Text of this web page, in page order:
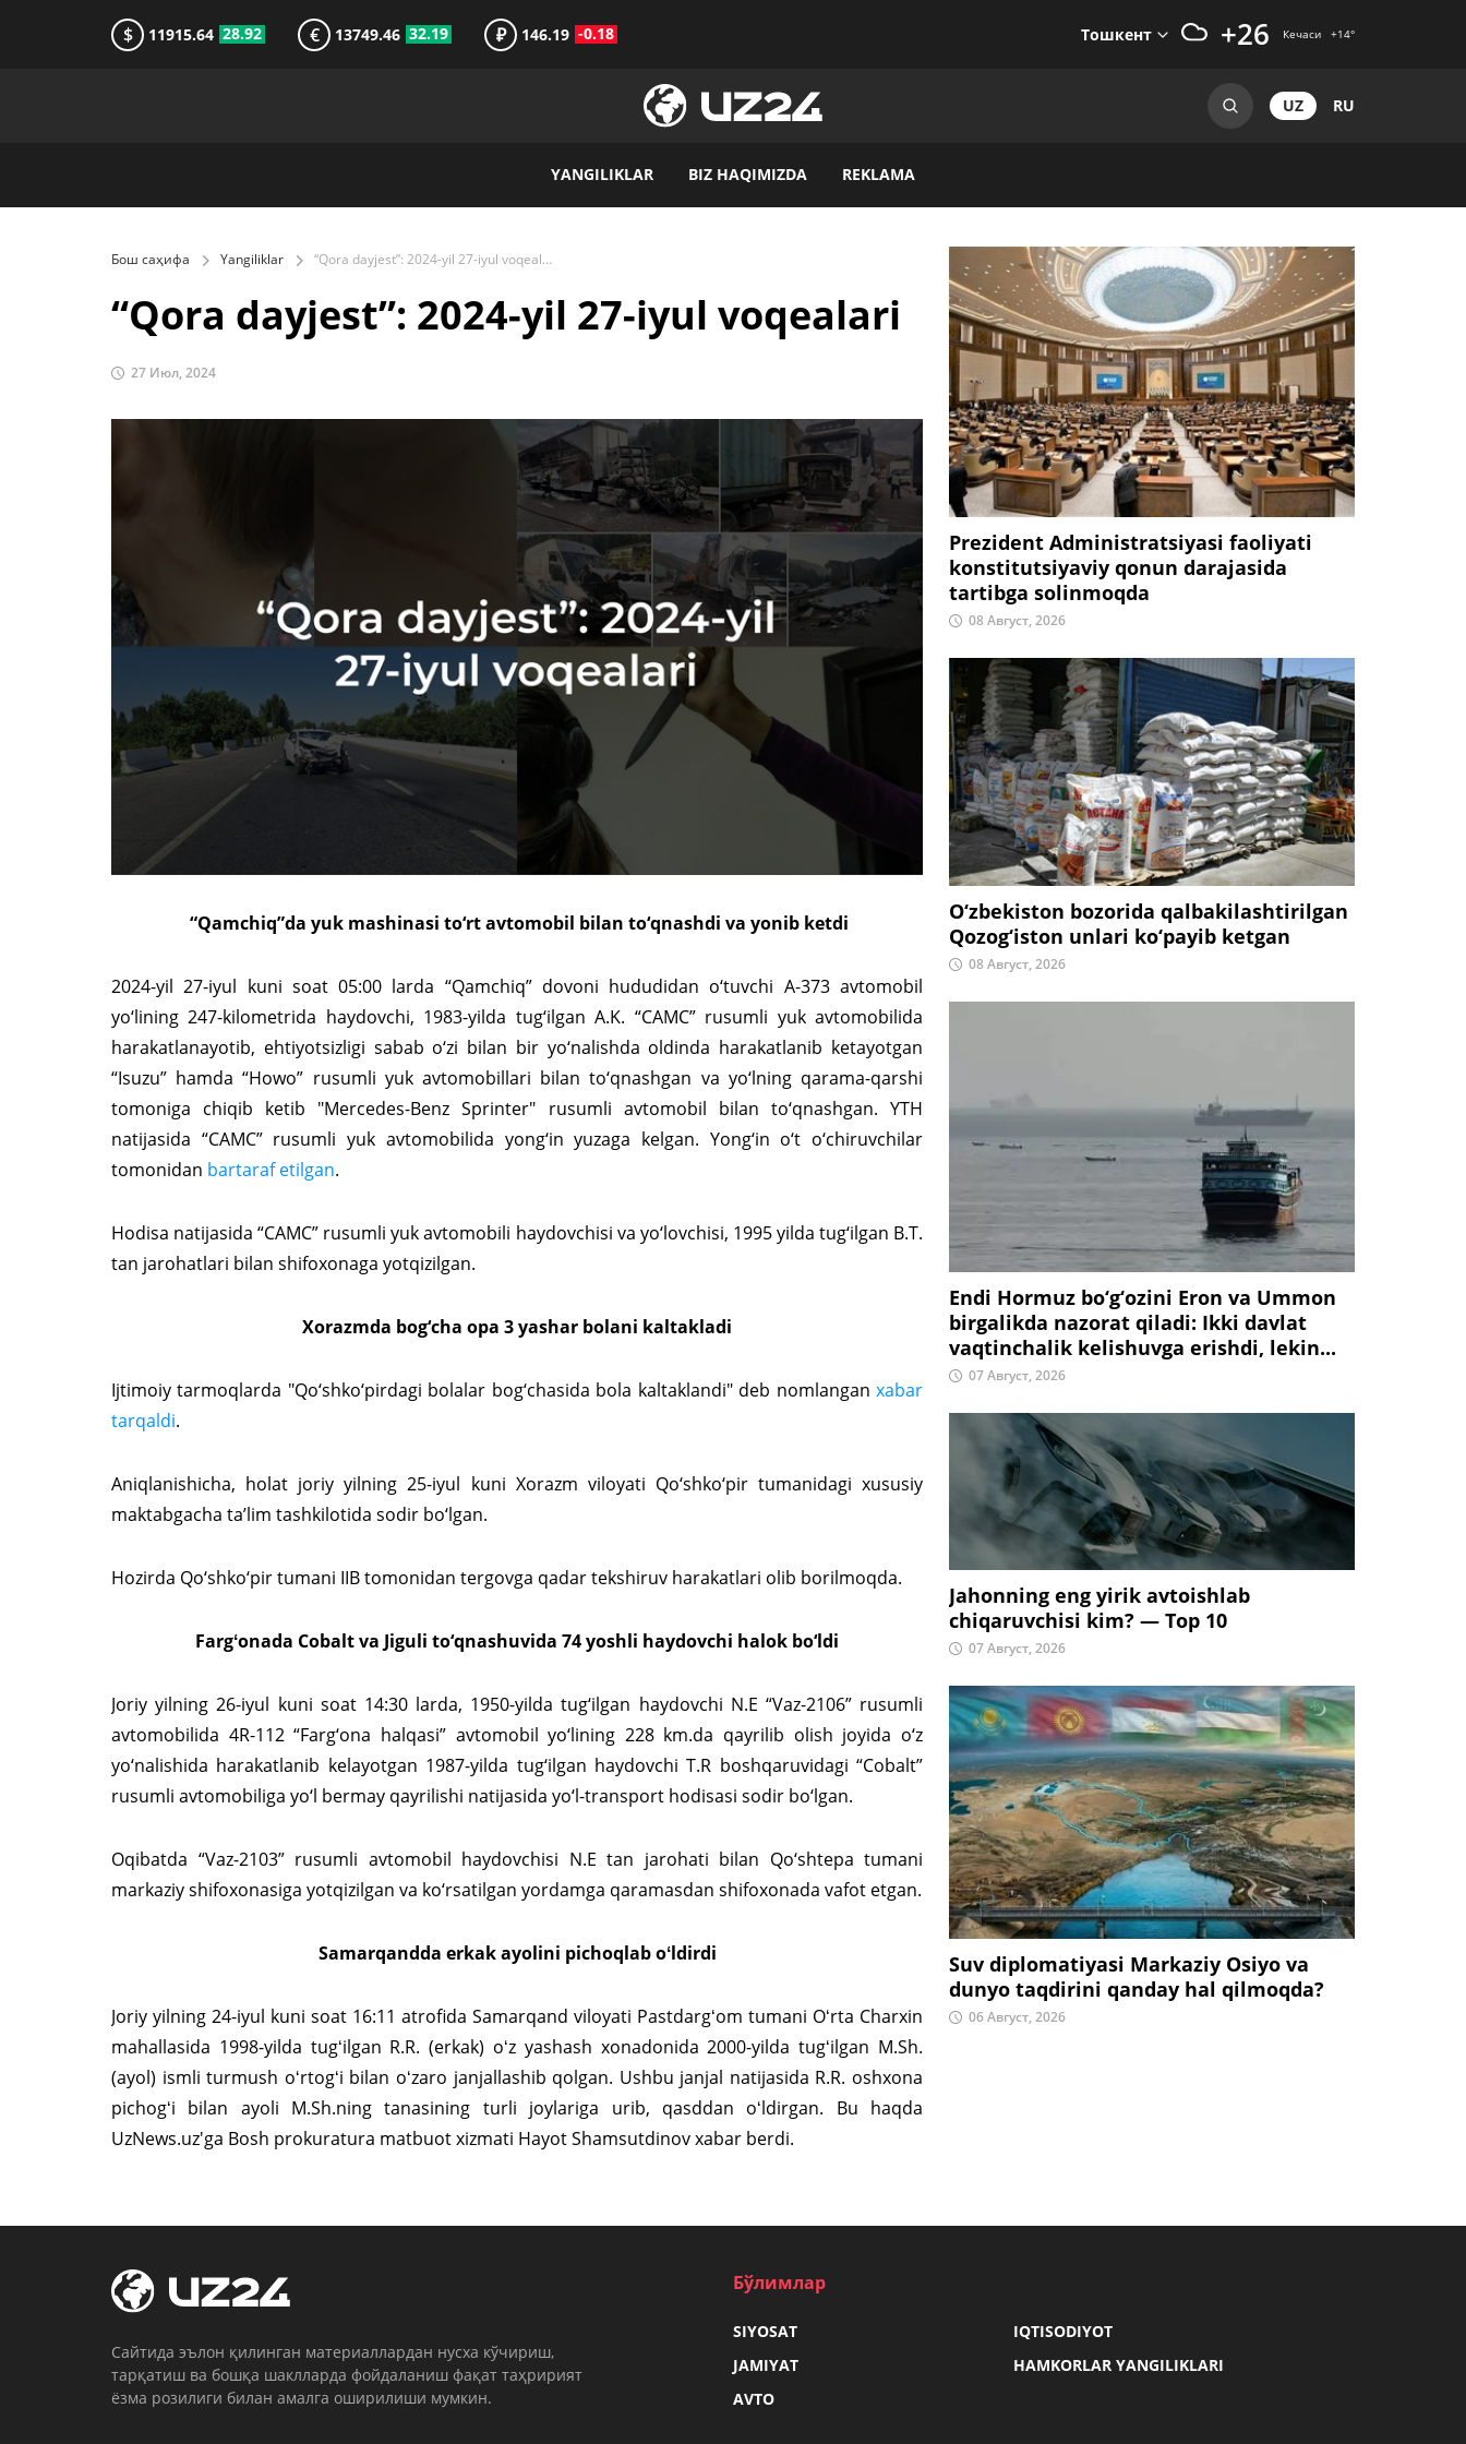
$ 11915.64 28.92 € 13749.46 32.19 ₽ 146.19 -0.18 Тошкент +26 Кечаси +14°
UZ RU
YANGILIKLAR BIZ HAQIMIZDA REKLAMA
Бош саҳифа Yangiliklar “Qora dayjest”: 2024-yil 27-iyul voqealari
“Qora dayjest”: 2024-yil 27-iyul voqealari
27 Июл, 2024
“Qamchiq”da yuk mashinasi to‘rt avtomobil bilan to‘qnashdi va yonib ketdi
2024-yil 27-iyul kuni soat 05:00 larda “Qamchiq” dovoni hududidan o‘tuvchi A-373 avtomobil
yo‘lining 247-kilometrida haydovchi, 1983-yilda tug‘ilgan A.K. “CAMC” rusumli yuk avtomobilida
harakatlanayotib, ehtiyotsizligi sabab o‘zi bilan bir yo‘nalishda oldinda harakatlanib ketayotgan
“Isuzu” hamda “Howo” rusumli yuk avtomobillari bilan to‘qnashgan va yo‘lning qarama-qarshi
tomoniga chiqib ketib "Mercedes-Benz Sprinter" rusumli avtomobil bilan to‘qnashgan. YTH
natijasida “CAMC” rusumli yuk avtomobilida yong‘in yuzaga kelgan. Yong‘in o‘t o‘chiruvchilar
tomonidan bartaraf etilgan.
Hodisa natijasida “CAMC” rusumli yuk avtomobili haydovchisi va yo‘lovchisi, 1995 yilda tug‘ilgan B.T.
tan jarohatlari bilan shifoxonaga yotqizilgan.
Xorazmda bog‘cha opa 3 yashar bolani kaltakladi
Ijtimoiy tarmoqlarda "Qo‘shko‘pirdagi bolalar bog‘chasida bola kaltaklandi" deb nomlangan xabar
tarqaldi.
Aniqlanishicha, holat joriy yilning 25-iyul kuni Xorazm viloyati Qo‘shko‘pir tumanidagi xususiy
maktabgacha ta’lim tashkilotida sodir bo‘lgan.
Hozirda Qo‘shko‘pir tumani IIB tomonidan tergovga qadar tekshiruv harakatlari olib borilmoqda.
Fargʻonada Cobalt va Jiguli to‘qnashuvida 74 yoshli haydovchi halok bo‘ldi
Joriy yilning 26-iyul kuni soat 14:30 larda, 1950-yilda tug‘ilgan haydovchi N.E “Vaz-2106” rusumli
avtomobilida 4R-112 “Farg‘ona halqasi” avtomobil yo‘lining 228 km.da qayrilib olish joyida o‘z
yo‘nalishida harakatlanib kelayotgan 1987-yilda tug‘ilgan haydovchi T.R boshqaruvidagi “Cobalt”
rusumli avtomobiliga yo‘l bermay qayrilishi natijasida yo‘l-transport hodisasi sodir bo‘lgan.
Oqibatda “Vaz-2103” rusumli avtomobil haydovchisi N.E tan jarohati bilan Qo‘shtepa tumani
markaziy shifoxonasiga yotqizilgan va ko‘rsatilgan yordamga qaramasdan shifoxonada vafot etgan.
Samarqandda erkak ayolini pichoqlab oʻldirdi
Joriy yilning 24-iyul kuni soat 16:11 atrofida Samarqand viloyati Pastdargʻom tumani Oʻrta Charxin
mahallasida 1998-yilda tugʻilgan R.R. (erkak) oʻz yashash xonadonida 2000-yilda tugʻilgan M.Sh.
(ayol) ismli turmush oʻrtogʻi bilan oʻzaro janjallashib qolgan. Ushbu janjal natijasida R.R. oshxona
pichogʻi bilan ayoli M.Sh.ning tanasining turli joylariga urib, qasddan oʻldirgan. Bu haqda
UzNews.uz'ga Bosh prokuratura matbuot xizmati Hayot Shamsutdinov xabar berdi.
Prezident Administratsiyasi faoliyati
konstitutsiyaviy qonun darajasida
tartibga solinmoqda
08 Август, 2026
O‘zbekiston bozorida qalbakilashtirilgan
Qozog‘iston unlari ko‘payib ketgan
08 Август, 2026
Endi Hormuz bo‘g‘ozini Eron va Ummon
birgalikda nazorat qiladi: Ikki davlat
vaqtinchalik kelishuvga erishdi, lekin...
07 Август, 2026
Jahonning eng yirik avtoishlab
chiqaruvchisi kim? — Top 10
07 Август, 2026
Suv diplomatiyasi Markaziy Osiyo va
dunyo taqdirini qanday hal qilmoqda?
06 Август, 2026
Cайтида эълон қилинган материаллардан нусха кўчириш,
тарқатиш ва бошқа шаклларда фойдаланиш фақат таҳририят
ёзма розилиги билан амалга оширилиши мумкин.
Бўлимлар
SIYOSAT
IQTISODIYOT
JAMIYAT
HAMKORLAR YANGILIKLARI
AVTO